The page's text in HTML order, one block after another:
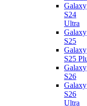
Galaxy
S24
Ultra
Galaxy
S25
Galaxy
S25
Galaxy
S26
Galaxy
S26
Ultra